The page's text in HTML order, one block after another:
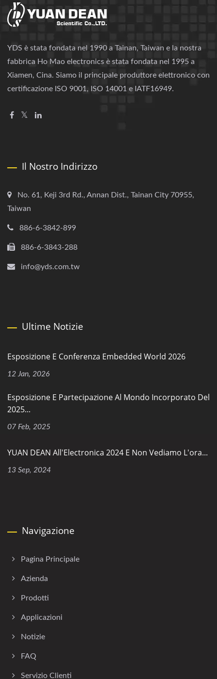
YDS è stata fondata nel 1990 a Tainan, Taiwan e la nostra
fabbrica Ho Mao electronics è stata fondata nel 1995 a
Xiamen, Cina. Siamo il principale produttore elettronico con
certificazione ISO 9001, ISO 14001 e IATF16949.
Il Nostro Indirizzo
No. 61, Keji 3rd Rd., Annan Dist., Tainan City 70955,
Taiwan
886-6-3842-899
886-6-3843-288
info@yds.com.tw
Ultime Notizie
Esposizione E Conferenza Embedded World 2026
12 Jan, 2026
Esposizione E Partecipazione Al Mondo Incorporato Del
2025...
07 Feb, 2025
YUAN DEAN All'Electronica 2024 E Non Vediamo L'ora...
13 Sep, 2024
Navigazione
Pagina Principale
Azienda
Prodotti
Applicazioni
Notizie
FAQ
Servizio Clienti